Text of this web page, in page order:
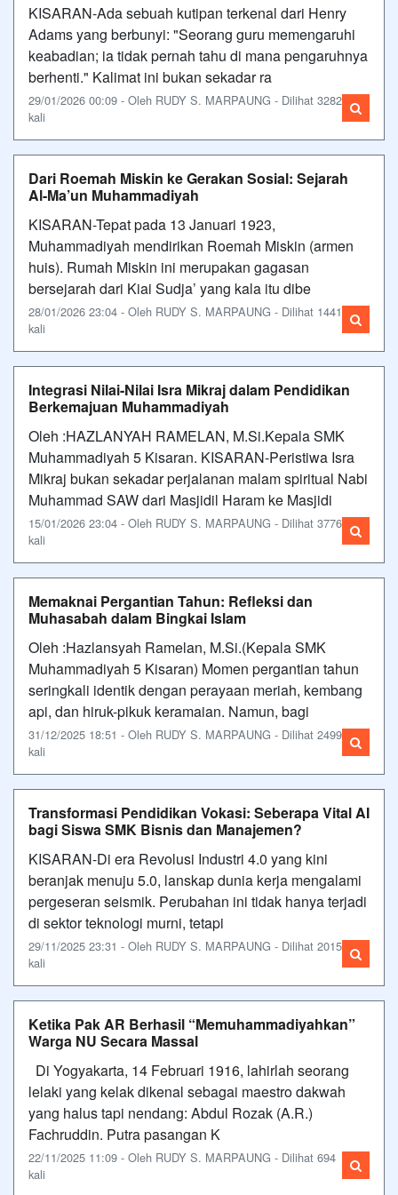
KISARAN-Ada sebuah kutipan terkenal dari Henry
Adams yang berbunyi: "Seorang guru memengaruhi
keabadian; ia tidak pernah tahu di mana pengaruhnya
berhenti." Kalimat ini bukan sekadar ra
29/01/2026 00:09 - Oleh RUDY S. MARPAUNG - Dilihat 3282
kali
Dari Roemah Miskin ke Gerakan Sosial: Sejarah
Al-Ma’un Muhammadiyah
KISARAN-Tepat pada 13 Januari 1923,
Muhammadiyah mendirikan Roemah Miskin (armen
huis). Rumah Miskin ini merupakan gagasan
bersejarah dari Kiai Sudja’ yang kala itu dibe
28/01/2026 23:04 - Oleh RUDY S. MARPAUNG - Dilihat 1441
kali
Integrasi Nilai-Nilai Isra Mikraj dalam Pendidikan
Berkemajuan Muhammadiyah
Oleh :HAZLANYAH RAMELAN, M.Si.Kepala SMK
Muhammadiyah 5 Kisaran. KISARAN-Peristiwa Isra
Mikraj bukan sekadar perjalanan malam spiritual Nabi
Muhammad SAW dari Masjidil Haram ke Masjidi
15/01/2026 23:04 - Oleh RUDY S. MARPAUNG - Dilihat 3776
kali
Memaknai Pergantian Tahun: Refleksi dan
Muhasabah dalam Bingkai Islam
Oleh :Hazlansyah Ramelan, M.Si.(Kepala SMK
Muhammadiyah 5 Kisaran) Momen pergantian tahun
seringkali identik dengan perayaan meriah, kembang
api, dan hiruk-pikuk keramaian. Namun, bagi
31/12/2025 18:51 - Oleh RUDY S. MARPAUNG - Dilihat 2499
kali
Transformasi Pendidikan Vokasi: Seberapa Vital AI
bagi Siswa SMK Bisnis dan Manajemen?
KISARAN-Di era Revolusi Industri 4.0 yang kini
beranjak menuju 5.0, lanskap dunia kerja mengalami
pergeseran seismik. Perubahan ini tidak hanya terjadi
di sektor teknologi murni, tetapi
29/11/2025 23:31 - Oleh RUDY S. MARPAUNG - Dilihat 2015
kali
Ketika Pak AR Berhasil “Memuhammadiyahkan”
Warga NU Secara Massal
Di Yogyakarta, 14 Februari 1916, lahirlah seorang
lelaki yang kelak dikenal sebagai maestro dakwah
yang halus tapi nendang: Abdul Rozak (A.R.)
Fachruddin. Putra pasangan K
22/11/2025 11:09 - Oleh RUDY S. MARPAUNG - Dilihat 694
kali